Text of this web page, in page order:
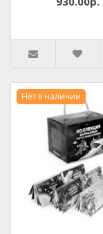
Нет в наличии